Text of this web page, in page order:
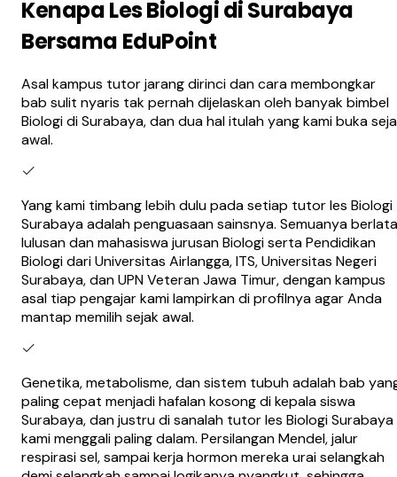
Kenapa Les Biologi di Surabaya
Bersama EduPoint
Asal kampus tutor jarang dirinci dan cara membongkar
bab sulit nyaris tak pernah dijelaskan oleh banyak bimbel
Biologi di Surabaya, dan dua hal itulah yang kami buka
awal.
Yang kami timbang lebih dulu pada setiap tutor les Biologi
Surabaya adalah penguasaan sainsnya. Semuanya
lulusan dan mahasiswa jurusan Biologi serta Pendidikan
Biologi dari Universitas Airlangga, ITS, Universitas Negeri
Surabaya, dan UPN Veteran Jawa Timur, dengan kampus
asal tiap pengajar kami lampirkan di profilnya agar Anda
mantap memilih sejak awal.
Genetika, metabolisme, dan sistem tubuh adalah bab
paling cepat menjadi hafalan kosong di kepala siswa
Surabaya, dan justru di sanalah tutor les Biologi Surabaya
kami menggali paling dalam. Persilangan Mendel, jalur
respirasi sel, sampai kerja hormon mereka urai selangkah